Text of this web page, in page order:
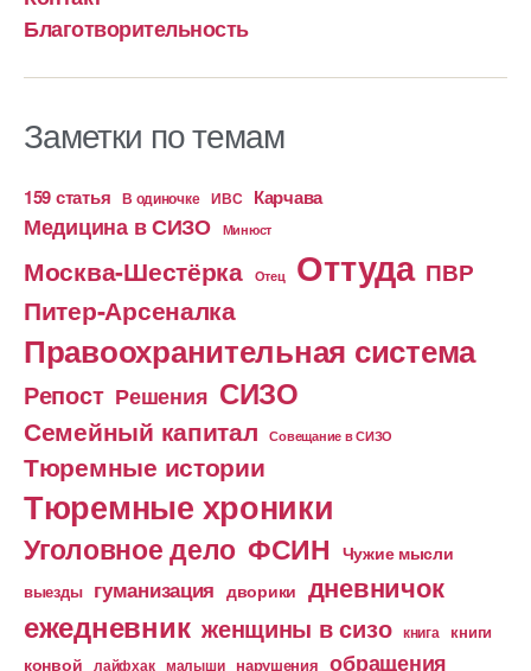
Благотворительность
Заметки по темам
159 статья В одиночке ИВС Карчава
Медицина в СИЗО Минюст
Москва-Шестёрка Отец Оттуда ПВР
Питер-Арсеналка
Правоохранительная система
Репост Решения СИЗО
Семейный капитал Совещание в СИЗО
Тюремные истории
Тюремные хроники
Уголовное дело ФСИН Чужие мысли
выезды гуманизация дворики дневничок
ежедневник женщины в сизо книга книги
конвой лайфхак малыши нарушения обращения